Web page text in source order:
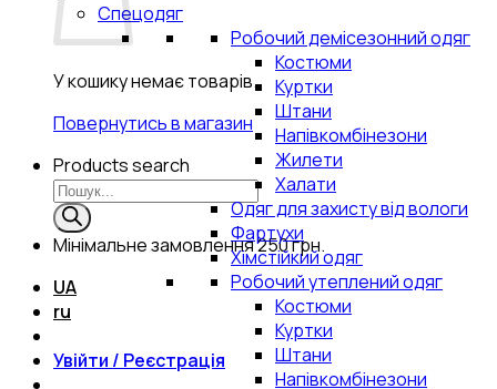
У кошику немає товарів.
Повернутись в магазин
Products search
Мінімальне замовлення250 грн.
UA
ru
Увійти / Реєстрація
Спецодяг
Робочий демісезонний одяг
Костюми
Куртки
Штани
Напівкомбінезони
Жилети
Халати
Одяг для захисту від вологи
Фартухи
Хімстійкий одяг
Робочий утеплений одяг
Костюми
Куртки
Штани
Напівкомбінезони